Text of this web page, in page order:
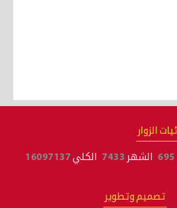
الزوار
695 الشهر 7433 الكلي 16097137
تصميم وتطوير